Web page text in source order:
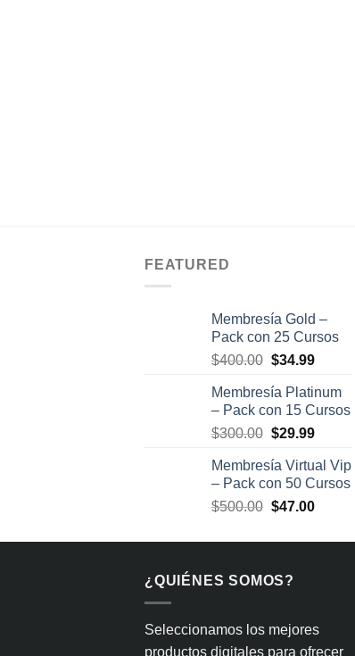
FEATURED
Membresía Gold –
Pack con 25 Cursos
$400.00 El
original
era:
$400.00.
$34.99El
actual
es:
$34.99.
Membresía Platinum
– Pack con 15 Cursos
$300.00 El
original
era:
$300.00.
$29.99El
actual
es:
$29.99.
Membresía Virtual Vip
– Pack con 50 Cursos
$500.00 El
original
$500.00.
$47.00El
actual
¿QUIÉNES SOMOS?
Seleccionamos los mejores
productos digitales para ofrecer